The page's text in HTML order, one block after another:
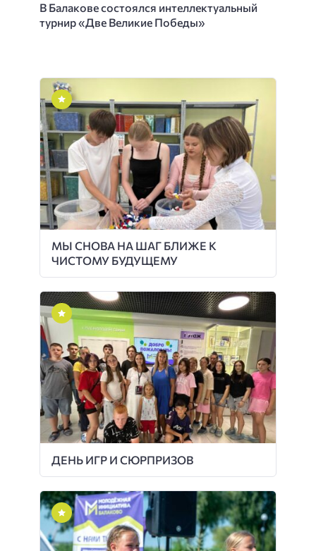
В Балакове состоялся интеллектуальный
турнир «Две Великие Победы»
МЫ СНОВА НА ШАГ БЛИЖЕ К
ЧИСТОМУ БУДУЩЕМУ
ДЕНЬ ИГР И СЮРПРИЗОВ